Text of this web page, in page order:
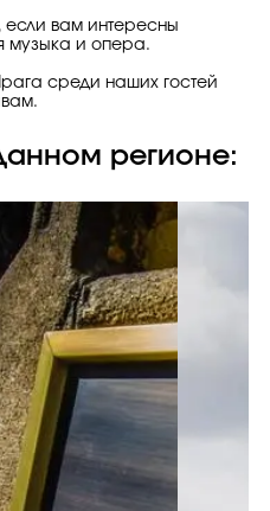
если вам интересны
музыка и опера.
среди наших гостей
регионе: